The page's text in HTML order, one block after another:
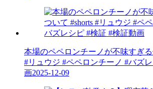
本場のペペロンチーノが不味すぎる
#リュウジ #ペペロンチーノ #バズ
画2025-12-09